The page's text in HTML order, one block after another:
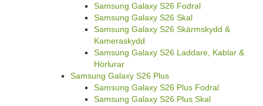
Samsung Galaxy S26 Fodral
Samsung Galaxy S26 Skal
Samsung Galaxy S26 Skärmskydd &
Kameraskydd
Samsung Galaxy S26 Laddare, Kablar &
Hörlurar
Samsung Galaxy S26 Plus
Samsung Galaxy S26 Plus Fodral
Samsung Galaxy S26 Plus Skal